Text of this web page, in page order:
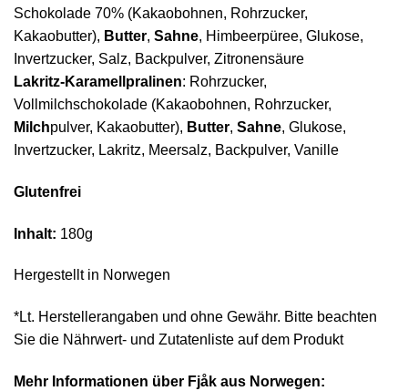
Schokolade 70% (Kakaobohnen, Rohrzucker,
Kakaobutter), Butter, Sahne, Himbeerpüree, Glukose,
Invertzucker, Salz, Backpulver, Zitronensäure
Lakritz-Karamellpralinen: Rohrzucker,
Vollmilchschokolade (Kakaobohnen, Rohrzucker,
Milchpulver, Kakaobutter), Butter, Sahne, Glukose,
Invertzucker, Lakritz, Meersalz, Backpulver, Vanille
Glutenfrei
Inhalt: 180g
Hergestellt in Norwegen
*Lt. Herstellerangaben und ohne Gewähr. Bitte beachten
Sie die Nährwert- und Zutatenliste auf dem Produkt
Mehr Informationen über Fjåk aus Norwegen: